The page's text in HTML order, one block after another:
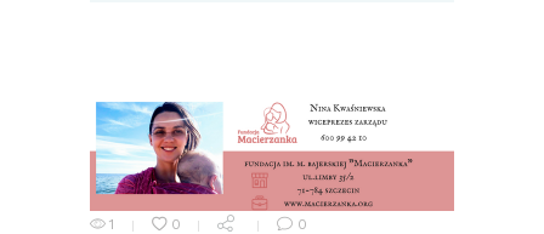
1 0 0